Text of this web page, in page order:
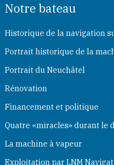
Notre bateau
Historique de la navigation
Portrait historique de la
Portrait du Neuchâtel
Rénovation
Financement et politique
Quatre «miracles» durant le
La machine à vapeur
Exploitation par LNM